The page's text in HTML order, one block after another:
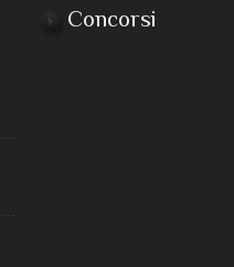
Concorsi